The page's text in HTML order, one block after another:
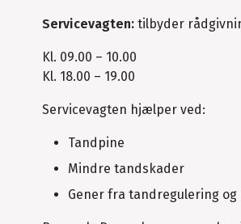
Servicevagten: tilbyder
Kl. 09.00 – 10.00
Kl. 18.00 – 19.00
Servicevagten hjælper ved:
Tandpine
Mindre tandskader
Gener fra tandregulering og